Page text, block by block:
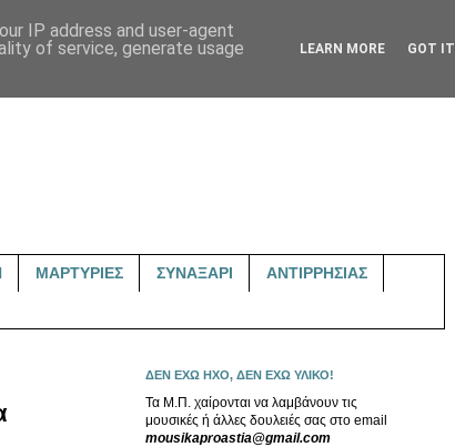
ΜΑΡΤΥΡΙΕΣ ΣΥΝΑΞΑΡΙ ΑΝΤΙΡΡΗΣΙΑΣ
ΔΕΝ ΕΧΩ ΗΧΟ, ΔΕΝ ΕΧΩ ΥΛΙΚΟ!
Τα Μ.Π. χαίρονται να λαμβάνουν τις
μουσικές ή άλλες δουλειές σας στο email
mousikaproastia@gmail.com
IP address and user-agent
of service, generate usage
LEARN MORE GOT IT